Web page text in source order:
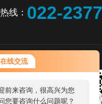
在线交流
前来咨询，很高兴为您
您要咨询什么问题呢？
线： 022-